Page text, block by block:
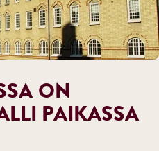
ON
PAIKASSA